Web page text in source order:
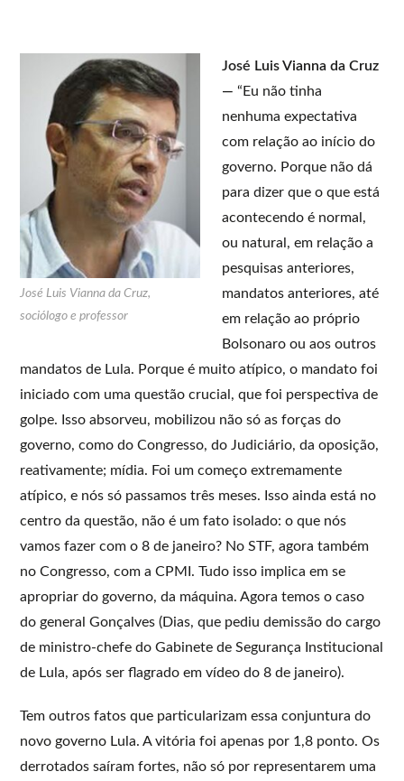
José Luis Vianna da Cruz,
sociólogo e professor
José Luis Vianna da Cruz
— “Eu não tinha
nenhuma expectativa
com relação ao início do
governo. Porque não dá
para dizer que o que está
acontecendo é normal,
ou natural, em relação a
pesquisas anteriores,
mandatos anteriores, até
em relação ao próprio
Bolsonaro ou aos outros
mandatos de Lula. Porque é muito atípico, o mandato foi
iniciado com uma questão crucial, que foi perspectiva de
golpe. Isso absorveu, mobilizou não só as forças do
governo, como do Congresso, do Judiciário, da oposição,
reativamente; mídia. Foi um começo extremamente
atípico, e nós só passamos três meses. Isso ainda está no
centro da questão, não é um fato isolado: o que nós
vamos fazer com o 8 de janeiro? No STF, agora também
no Congresso, com a CPMI. Tudo isso implica em se
apropriar do governo, da máquina. Agora temos o caso
do general Gonçalves (Dias, que pediu demissão do cargo
de ministro-chefe do Gabinete de Segurança Institucional
de Lula, após ser flagrado em vídeo do 8 de janeiro).
Tem outros fatos que particularizam essa conjuntura do
novo governo Lula. A vitória foi apenas por 1,8 ponto. Os
derrotados saíram fortes, não só por representarem uma